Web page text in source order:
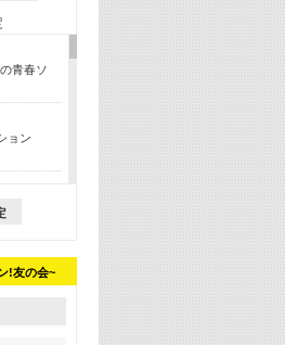
青春ソ
ョン
メドレ
20!友の会~